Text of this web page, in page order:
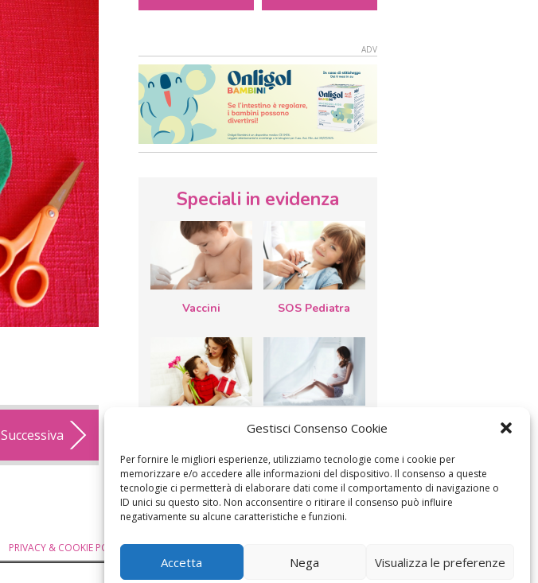
Gestisci Consenso Cookie
Per fornire le migliori esperienze, utilizziamo tecnologie come i cookie per
memorizzare e/o accedere alle informazioni del dispositivo. Il consenso a queste
tecnologie ci permetterà di elaborare dati come il comportamento di navigazione o
ID unici su questo sito. Non acconsentire o ritirare il consenso può influire
negativamente su alcune caratteristiche e funzioni.
Accetta Nega Visualizza le preferenze
Successiva
Speciali in evidenza
Vaccini SOS Pediatra
mamma: lavoretti,
filastrocche
Le settimane di
gravidanza
PRIVACY & COOKIE POLICY MODIFICA IL CONSENSO